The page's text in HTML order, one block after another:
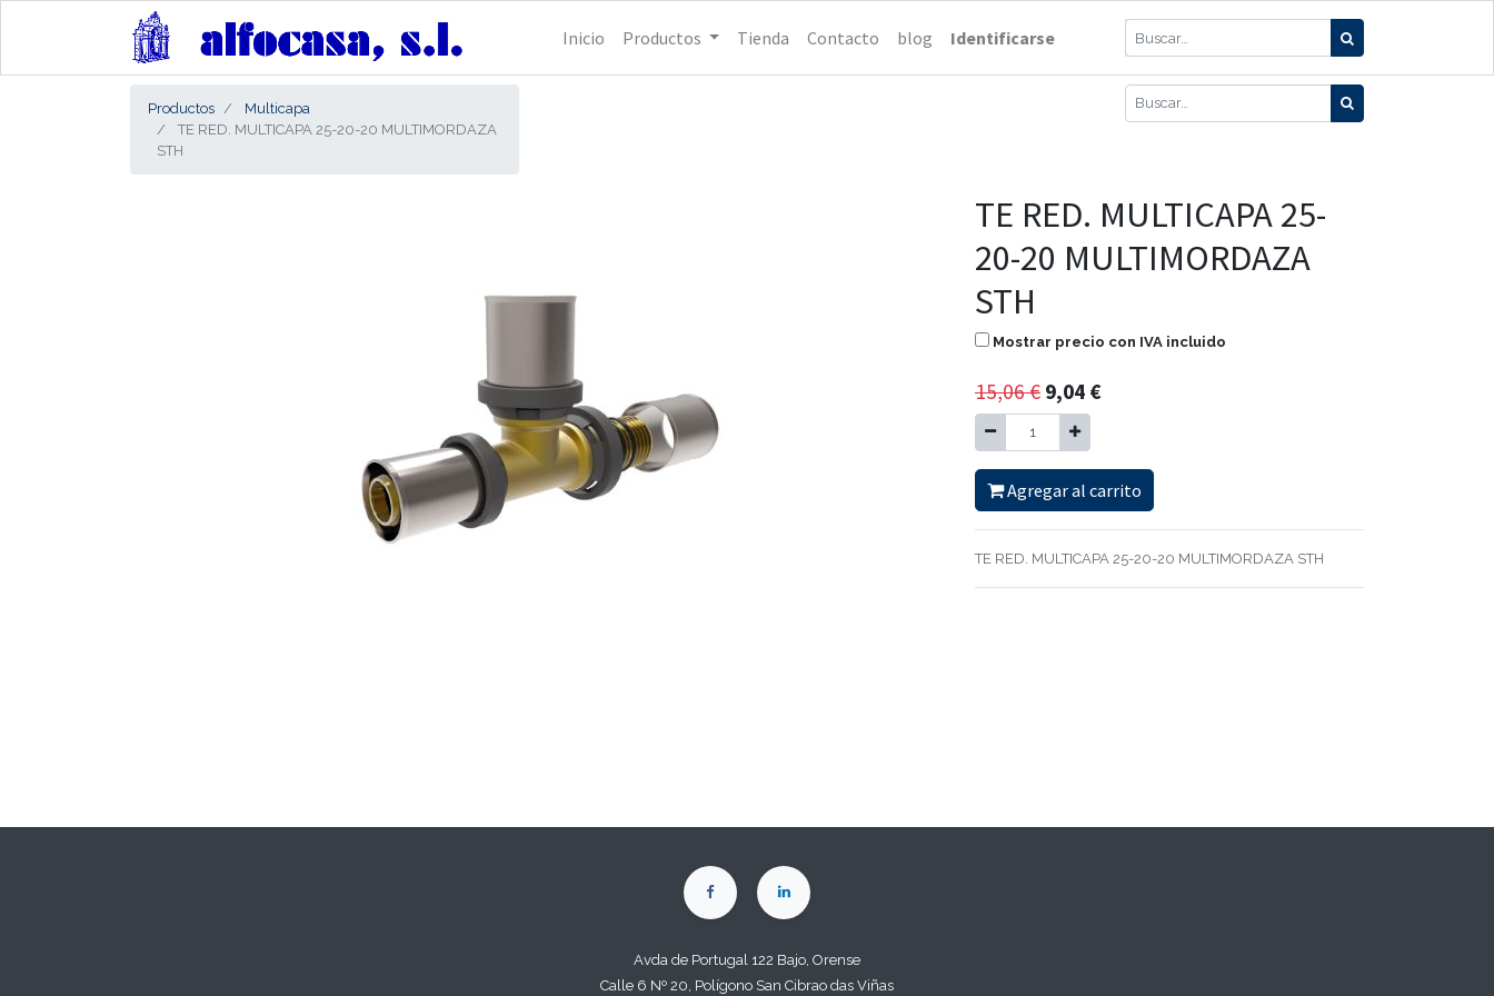
Inicio Productos Tienda Contacto blog Identificarse
Productos
Multicapa
TE RED. MULTICAPA 25-20-20 MULTIMORDAZA
STH
TE RED. MULTICAPA 25-
20-20 MULTIMORDAZA
STH
Mostrar precio con IVA incluido
15,06€ 9,04 €
Agregar al carrito
TE RED. MULTICAPA 25-20-20 MULTIMORDAZA STH
Avda de Portugal 122 Bajo, Orense
Calle 6 Nº 20, Polígono San Cibrao das Viñas